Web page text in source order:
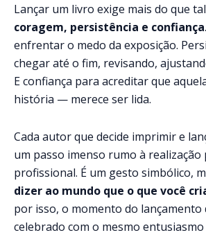
Lançar um livro exige mais do que
coragem, persistência e confiança
enfrentar o medo da exposição.
chegar até o fim, revisando,
E confiança para acreditar que
história — merece ser lida.
Cada autor que decide imprimir e
um passo imenso rumo à realização
profissional. É um gesto simbólico,
dizer ao mundo que o que você
por isso, o momento do lançamento
celebrado com o mesmo